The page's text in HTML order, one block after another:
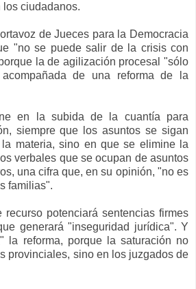
ciudadanos.
de Jueces para la Democracia
"no se puede salir de la crisis con
la de agilización procesal "sólo
de una reforma de la
en la subida de la cuantía para
siempre que los asuntos se sigan
materia, sino en que se elimine la
verbales que se ocupan de asuntos
una cifra que, en su opinión, "no es
familias".
recurso potenciará sentencias firmes
generará "inseguridad jurídica". Y
la reforma, porque la saturación no
provinciales, sino en los juzgados de